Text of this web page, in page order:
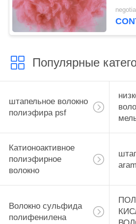
для
Популярные
штапельное волокно
полиэфира psf
Катионоактивное
полиэфирное
волокно
Волокно сульфида
полифенилена